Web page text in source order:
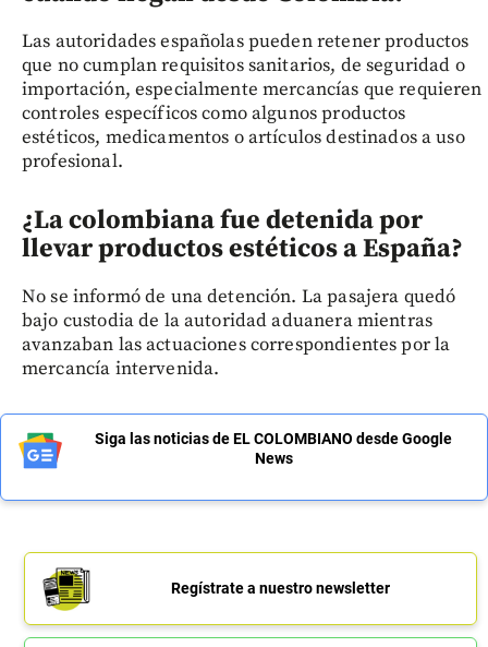
Las autoridades españolas pueden retener productos
que no cumplan requisitos sanitarios, de seguridad o
importación, especialmente mercancías que requieren
controles específicos como algunos productos
estéticos, medicamentos o artículos destinados a uso
profesional.
¿La colombiana fue detenida por
llevar productos estéticos a España?
No se informó de una detención. La pasajera quedó
bajo custodia de la autoridad aduanera mientras
avanzaban las actuaciones correspondientes por la
mercancía intervenida.
Siga las noticias de EL COLOMBIANO desde Google
News
Regístrate a nuestro newsletter